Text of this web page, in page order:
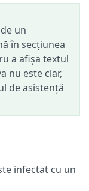
un
în secțiunea
a afișa textul
nu este clar,
de asistență
infectat cu un